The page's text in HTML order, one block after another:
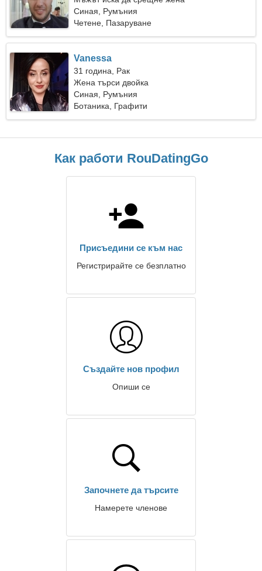
Синая, Румъния
Четене, Пазаруване
Vanessa
31 година, Рак
Жена търси двойка
Синая, Румъния
Ботаника, Графити
Как работи RouDatingGo
Присъедини се към нас
Регистрирайте се безплатно
Създайте нов профил
Опиши се
Започнете да търсите
Намерете членове